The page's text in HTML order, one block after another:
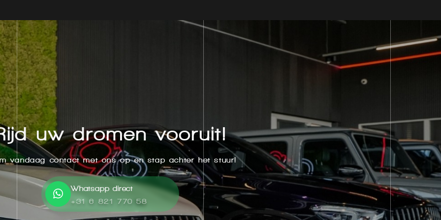
uw dromen vooruit!
vandaag contact met ons op en stap achter het stuur!
Whatsapp direct
+31 6 821 770 58